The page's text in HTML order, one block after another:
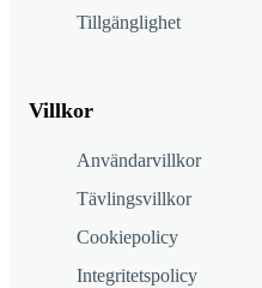
Tillgänglighet
Villkor
Användarvillkor
Tävlingsvillkor
Cookiepolicy
Integritetspolicy